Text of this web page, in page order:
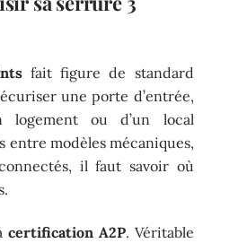
fait figure de standard
une porte d’entrée,
logement ou d’un local
entre modèles mécaniques,
il faut savoir où
certification A2P. Véritable